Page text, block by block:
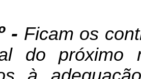
- Ficam os
do próximo